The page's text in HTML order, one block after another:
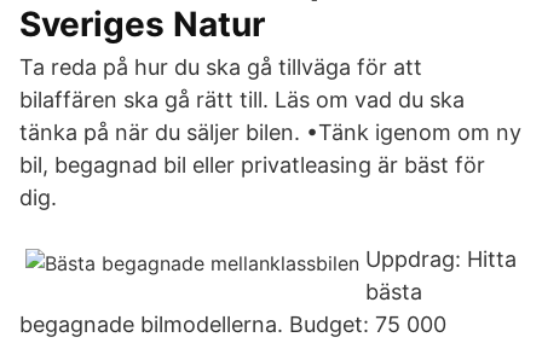
Sveriges Natur
Ta reda på hur du ska gå tillväga för att
bilaffären ska gå rätt till. Läs om vad du ska
tänka på när du säljer bilen. •Tänk igenom om ny
bil, begagnad bil eller privatleasing är bäst för
dig.
Uppdrag: Hitta
bästa
begagnade bilmodellerna. Budget: 75 000